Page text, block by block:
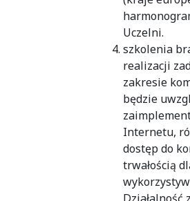
Uczelni.
szkolenia
realizacji
zakresie
będzie
Internetu,
dostęp do
trwałością